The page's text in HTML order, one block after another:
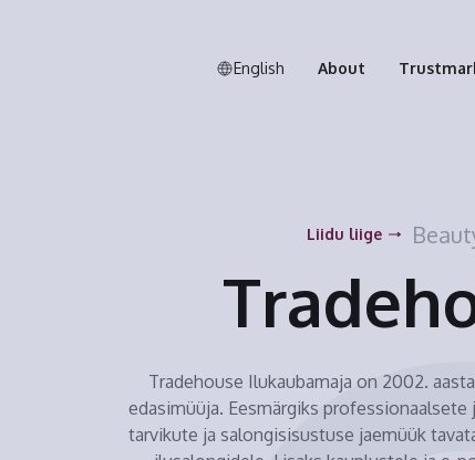
English About
Liidu liige
Tradehouse Ilukaubamaja on 2002.
edasimüüja. Eesmärgiks
tarvikute ja salongisisustuse jaemüük